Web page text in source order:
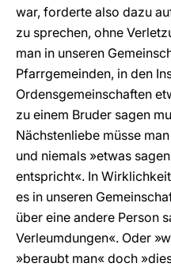
war, forderte also dazu
zu sprechen, ohne
man in unseren
Pfarrgemeinden, in den
Ordensgemeinschaften
zu einem Bruder sagen
Nächstenliebe müsse
und niemals »etwas
entspricht«. In
es in unseren
über eine andere Person
Verleumdungen«. Oder
»beraubt man« doch